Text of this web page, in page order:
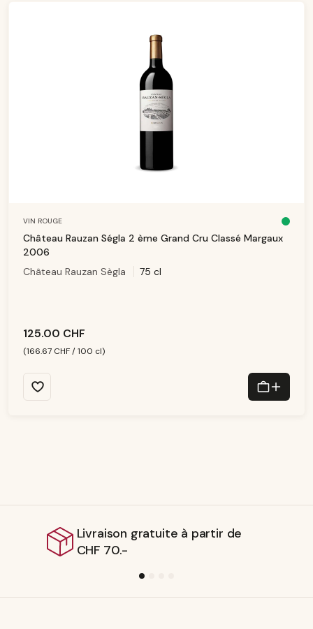
VIN ROUGE
isp
:
1
T
a
Château Rauzan Ségla 2 ème Grand Cru Classé Margaux
2006
Château Rauzan Sègla
75 cl
125.00 CHF
(166.67 CHF / 100 cl)
Livraison gratuite à partir de
CHF 70.-